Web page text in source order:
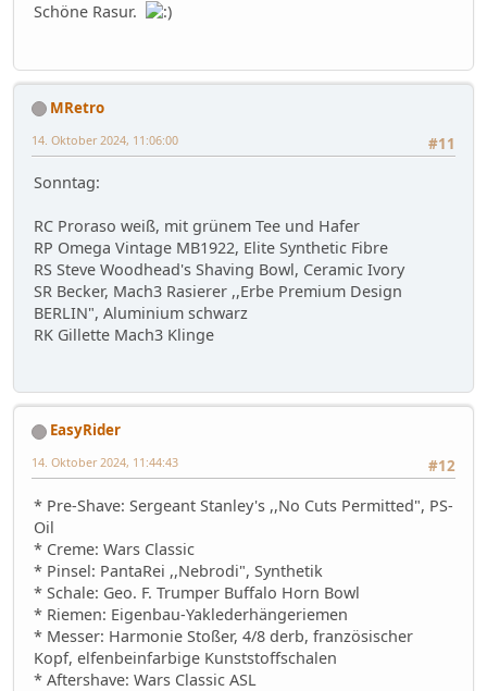
Schöne Rasur.
MRetro
#11
14. Oktober 2024, 11:06:00
Sonntag:
RC Proraso weiß, mit grünem Tee und Hafer
RP Omega Vintage MB1922, Elite Synthetic Fibre
RS Steve Woodhead's Shaving Bowl, Ceramic Ivory
SR Becker, Mach3 Rasierer ,,Erbe Premium Design
BERLIN", Aluminium schwarz
RK Gillette Mach3 Klinge
EasyRider
#12
14. Oktober 2024, 11:44:43
* Pre-Shave: Sergeant Stanley's ,,No Cuts Permitted", PS-
Oil
* Creme: Wars Classic
* Pinsel: PantaRei ,,Nebrodi", Synthetik
* Schale: Geo. F. Trumper Buffalo Horn Bowl
* Riemen: Eigenbau-Yaklederhängeriemen
* Messer: Harmonie Stoßer, 4/8 derb, französischer
Kopf, elfenbeinfarbige Kunststoffschalen
* Aftershave: Wars Classic ASL